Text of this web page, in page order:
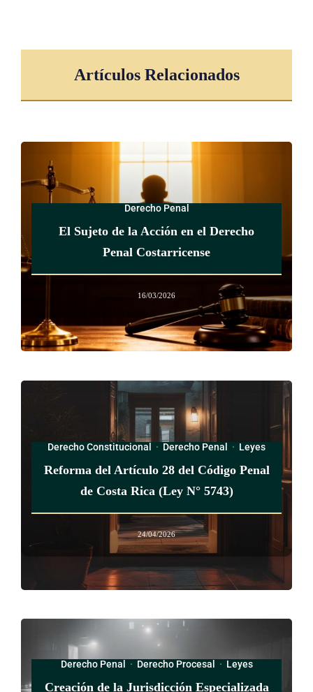
Artículos Relacionados
Derecho Penal
El Sujeto de la Acción en el Derecho
Penal Costarricense
16/03/2026
Derecho Constitucional · Derecho Penal · Leyes
Reforma del Artículo 28 del Código Penal
de Costa Rica (Ley N° 5743)
24/04/2026
Derecho Penal · Derecho Procesal · Leyes
Creación de la Jurisdicción Especializada